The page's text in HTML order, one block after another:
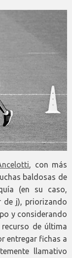
, con más
baldosas de
(en su caso,
de j), priorizando
y considerando
de última
entregar fichas a
llamativo